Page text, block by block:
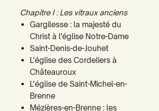
Chapitre I : Les vitraux anciens
Gargilesse : la majesté du
Christ à l'église Notre-Dame
Saint-Denis-de-Jouhet
L'église des Cordeliers à
Châteauroux
L'église de Saint-Michel-en-
Brenne
Mézières-en-Brenne : les